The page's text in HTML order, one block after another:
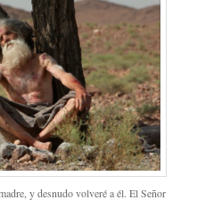
y desnudo volveré a él. El Señor